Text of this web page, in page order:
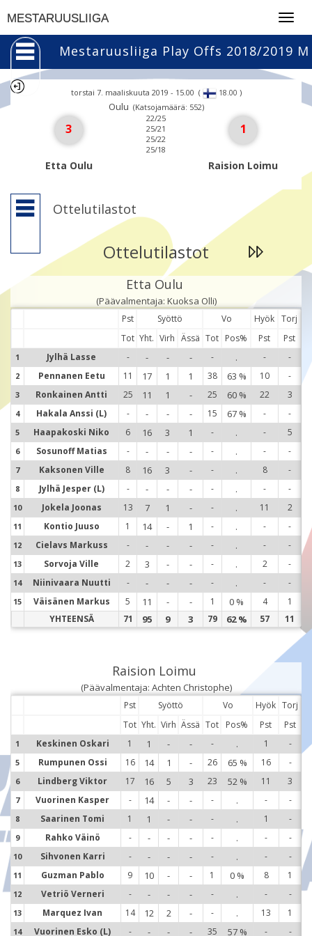
MESTARUUSLIIGA
Mestaruusliiga Play Offs 2018/2019 M
torstai 7. maaliskuuta 2019 - 15.00 ( 18.00 )
Oulu (Katsojamäärä: 552)
3
Etta Oulu
22/25
25/21
25/22
25/18
1
Raision Loimu
Ottelutilastot
Ottelutilastot
Etta Oulu
(Päävalmentaja: Kuoksa Olli)
Pst Syöttö Vo Hyök Torj
Tot Yht. Virh Ässä Tot Pos% Pst Pst
1 Jylhä Lasse - - - - - . - -
2 Pennanen Eetu 11 17 1 1 38 63 % 10 -
3 Ronkainen Antti 25 11 1 - 25 60 % 22 3
4 Hakala Anssi (L) - - - - 15 67 % - -
5 Haapakoski Niko 6 16 3 1 - . - 5
6 Sosunoff Matias - - - - - . - -
7 Kaksonen Ville 8 16 3 - - . 8 -
8 Jylhä Jesper (L) - - - - - . - -
10 Jokela Joonas 13 7 1 - - . 11 2
11 Kontio Juuso 1 14 - 1 - . - -
12 Cielavs Markuss - - - - - . - -
13 Sorvoja Ville 2 3 - - - . 2 -
14 Niinivaara Nuutti - - - - - . - -
15 Väisänen Markus 5 11 - - 1 0 % 4
1
YHTEENSÄ
71 95 9 3 79 62 % 57 11
Raision Loimu
(Päävalmentaja: Achten Christophe)
Pst Syöttö Vo Hyök Torj
Tot Yht. Virh Ässä Tot Pos% Pst Pst
1 Keskinen Oskari 1 1 - - - . 1 -
5 Rumpunen Ossi 16 14 1 - 26 65 % 16 -
6 Lindberg Viktor 17 16 5 3 23 52 % 11 3
7 Vuorinen Kasper - 14 - - - . - -
8 Saarinen Tomi 1 1 - - - . 1 -
9 Rahko Väinö - - - - - . - -
10 Sihvonen Karri - - - - - . - -
11 Guzman Pablo 9 10 - - 1 0 % 8 1
12 Vetriö Verneri - - - - - . - -
13 Marquez Ivan 14 12 2 - - . 13 1
14 Vuorinen Esko (L) - - - - 35 57 % - -
11
12
1
10
12